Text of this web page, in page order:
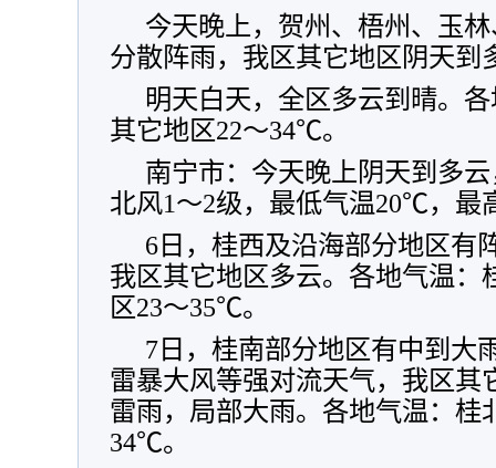
今天晚上，贺州、梧州、玉
分散阵雨，我区其它地区阴天到
明天白天，全区多云到晴。
其它地区22～34℃。
南宁市：今天晚上阴天到多
北风1～2级，最低气温20℃，最
6日，桂西及沿海部分地区有
我区其它地区多云。各地气温
区23～35℃。
7日，桂南部分地区有中到大
雷暴大风等强对流天气，我区其
雷雨，局部大雨。各地气温：桂
34℃。